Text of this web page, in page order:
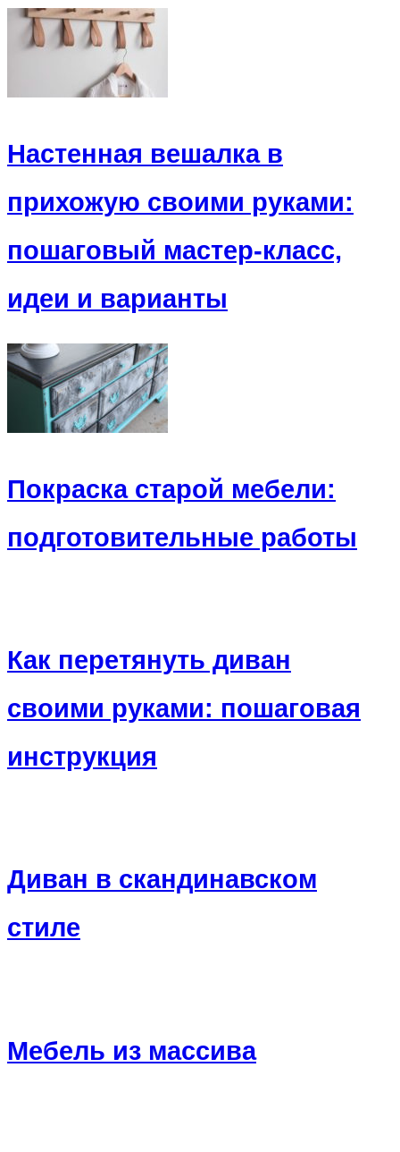
Настенная вешалка в
прихожую своими руками:
пошаговый мастер-класс,
идеи и варианты
Покраска старой мебели:
подготовительные работы
Как перетянуть диван
своими руками: пошаговая
инструкция
Диван в скандинавском
стиле
Мебель из массива